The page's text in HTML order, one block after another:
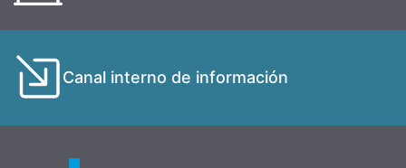
Canal interno de información